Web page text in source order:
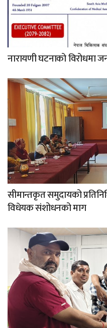
नारायणी घटनाको विरोधमा
सीमान्तकृत समुदायको
विधेयक संशोधनको माग